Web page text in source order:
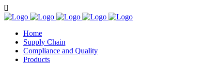
Home
Supply Chain
Compliance and Quality
Products